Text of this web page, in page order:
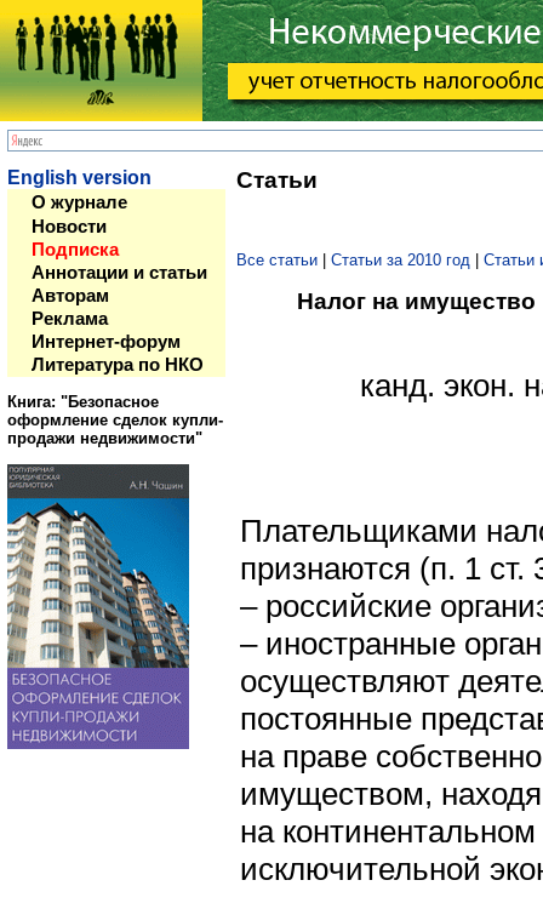
English version
О журнале
Новости
Подписка
Аннотации и статьи
Авторам
Реклама
Интернет-форум
Литература по НКО
Книга: "Безопасное
оформление сделок купли-
продажи недвижимости"
Статьи
Все статьи Статьи за 2010 год Статьи
Налог на имущество
канд. экон.
Плательщиками
признаются (п. 1
– российские
– иностранные
осуществляют
постоянные
на праве
имуществом,
на
исключительной